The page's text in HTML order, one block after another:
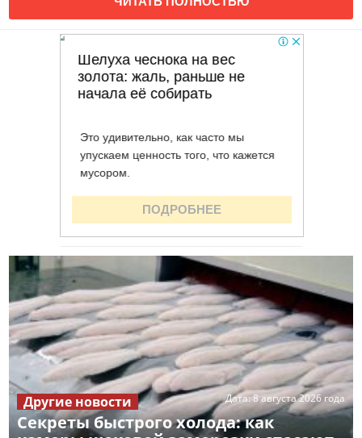
Секреты быстрого холода: как
Дата:8 августа 2026 года
Другие новости